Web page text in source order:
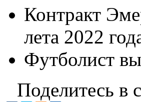
Контракт
лета 2022
Футболист
Поделитесь в